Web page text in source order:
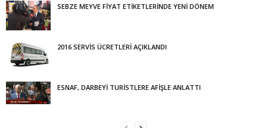
SEBZE MEYVE FİYAT ETİKETLERİNDE YENİ DÖNEM
2016 SERVİS ÜCRETLERİ AÇIKLANDI
ESNAF, DARBEYİ TURİSTLERE AFİŞLE ANLATTI